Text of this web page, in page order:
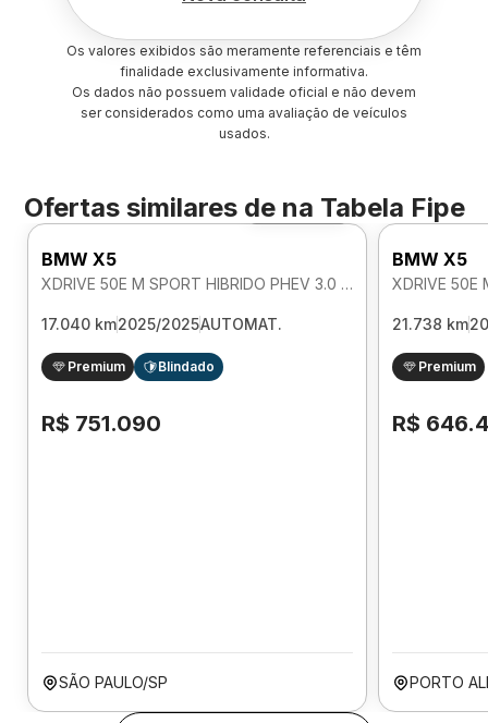
Os valores exibidos são meramente referenciais e têm
finalidade exclusivamente informativa.
Os dados não possuem validade oficial e não devem
ser considerados como uma avaliação de veículos
usados.
Ofertas similares de na Tabela Fipe
Foto 360º
BMW X5
XDRIVE 50E M SPORT HIBRIDO PHEV 3.0 AUTOMATICO
17.040 km2025/2025AUTOMAT.
Premium Blindado
R$ 751.090
SÃO PAULO/SP
BMW X5
21.738 km
Premium
R$
PORTO